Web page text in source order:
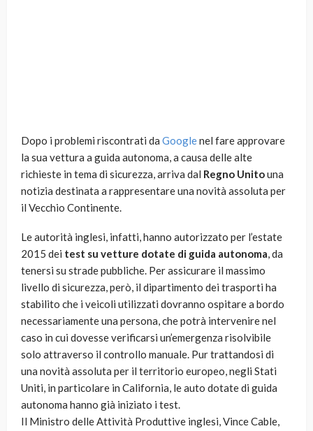
Dopo i problemi riscontrati da Googlenel fare approvare
la sua vettura a guida autonoma, a causa delle alte
richieste in tema di sicurezza, arriva dal Regno Unitouna
notizia destinata a rappresentare una novità assoluta per
il Vecchio Continente.
Le autorità inglesi, infatti, hanno autorizzato per l’estate
2015 dei test su vetture dotate di guida autonoma, da
tenersi su strade pubbliche. Per assicurare il massimo
livello di sicurezza, però, il dipartimento dei trasporti ha
stabilito che i veicoli utilizzati dovranno ospitare a bordo
necessariamente una persona, che potrà intervenire nel
caso in cui dovesse verificarsi un’emergenza risolvibile
solo attraverso il controllo manuale. Pur trattandosi di
una novità assoluta per il territorio europeo, negli Stati
Uniti, in particolare in California, le auto dotate di guida
autonoma hanno già iniziato i test.
Il Ministro delle Attività Produttive inglesi, Vince Cable,